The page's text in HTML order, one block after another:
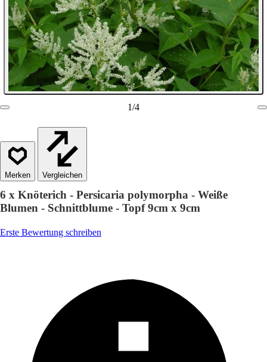
1/4
Vergleichen
6 x Knöterich - Persicaria polymorpha - Weiße
Blumen - Schnittblume - Topf 9cm x 9cm
Erste Bewertung schreiben